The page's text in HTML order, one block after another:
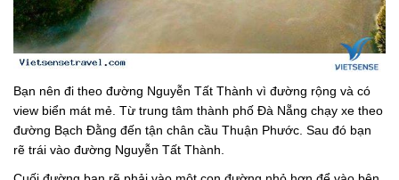
Bạn nên đi theo đường Nguyễn Tất Thành vì đường rộng và có
view biển mát mẻ. Từ trung tâm thành phố Đà Nẵng chạy xe theo
đường Bạch Đằng đến tận chân cầu Thuận Phước. Sau đó bạn
rẽ trái vào đường Nguyễn Tất Thành.